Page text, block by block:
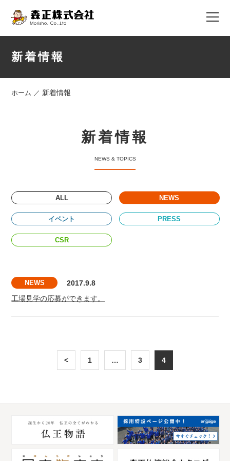
新着情報
ホーム ／ 新着情報
新着情報
ALL NEWS
イベント PRESS
CSR
NEWS
2017.9.8
工場見学の応募ができます。
< 1 … 3 4